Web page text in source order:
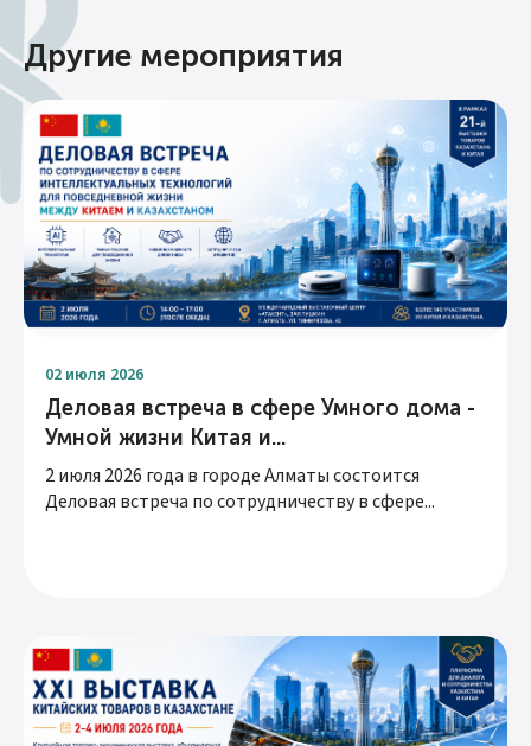
Другие мероприятия
02 июля 2026
Деловая встреча в сфере Умного дома -
Умной жизни Китая и...
2 июля 2026 года в городе Алматы состоится
Деловая встреча по сотрудничеству в сфере...